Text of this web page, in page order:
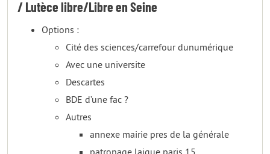
/ Lutèce libre/Libre en Seine
Options :
Cité des sciences/carrefour dunumérique
Avec une universite
Descartes
BDE d’une fac ?
Autres
annexe mairie pres de la générale
patronage laique paris 15